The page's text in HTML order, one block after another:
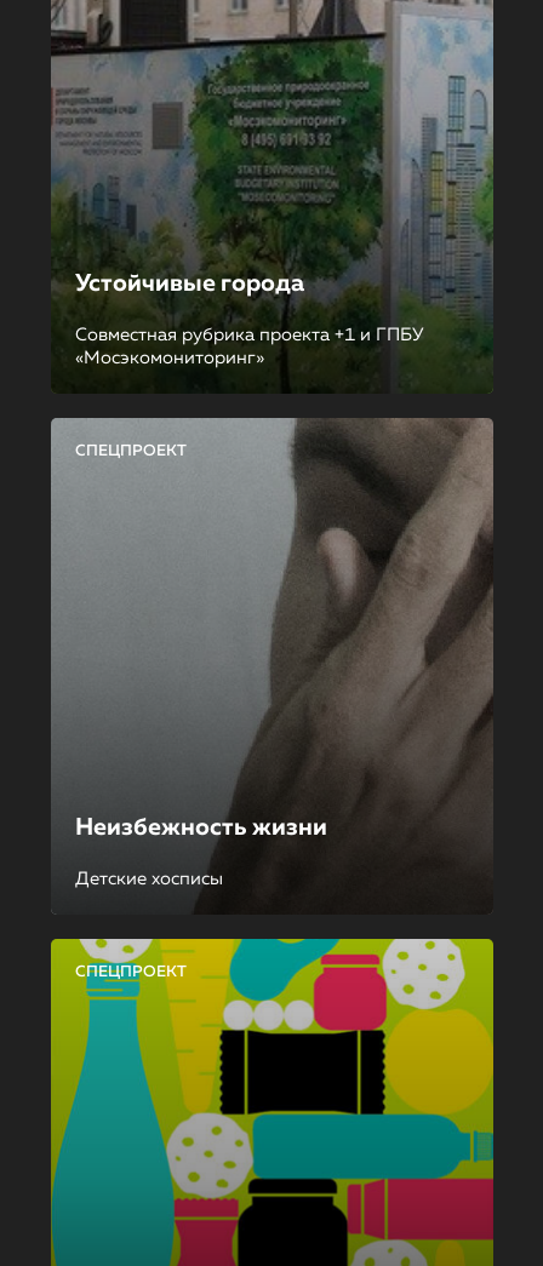
Устойчивые города
Совместная рубрика проекта +1 и ГПБУ
«Мосэкомониторинг»
СПЕЦПРОЕКТ
Неизбежность жизни
Детские хосписы
СПЕЦПРОЕКТ